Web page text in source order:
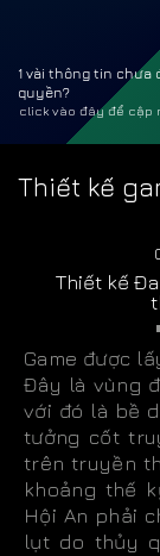
1 vài thông tin chưa
quyền?
click vào đây để cập
Thiết kế
Thiết kế
Game được
Đây là vùng
với đó là bề
tưởng cốt
trên truyền
khoảng thế
Hội An phải
lụt do thủy